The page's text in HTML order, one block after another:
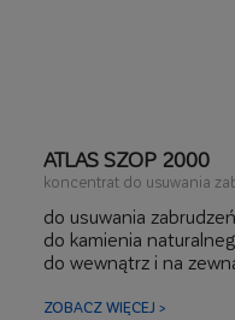
ATLAS SZOP 2000
koncentrat do usuwania
do usuwania
do kamienia
do wewnątrz i na
ZOBACZ WIĘCEJ >